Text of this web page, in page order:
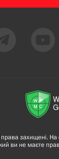
захищені. На
ви не маєте